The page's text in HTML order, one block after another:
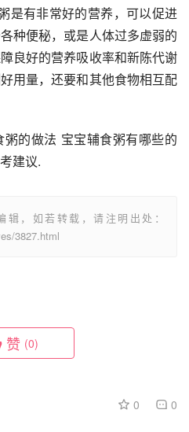
是有非常好的营养，可以促进
种便秘，或是人体过多虚弱的
良好的营养吸收率和新陈代谢
用量，还要和其他食物相互配
的做法 宝宝辅食粥有哪些的
建议.
，如若转载，请注明出处：
3827.html
赞 (0)
0 0